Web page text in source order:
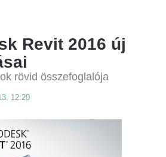
Revit 2016 új
rövid összefoglalója
12:20